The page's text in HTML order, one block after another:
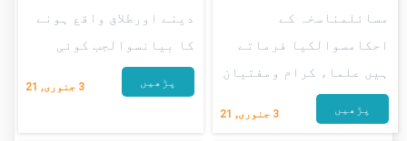
3 جنوری, 21
مسائلمناسخہ کے
احکامسوالکیا فرماتے
ہیں علماء کرام ومفتیان
پڑھیں
3 جنوری, 21
دینے اورطلاق واقع ہونے
کا بیانسوالجب کوئی
پڑھیں